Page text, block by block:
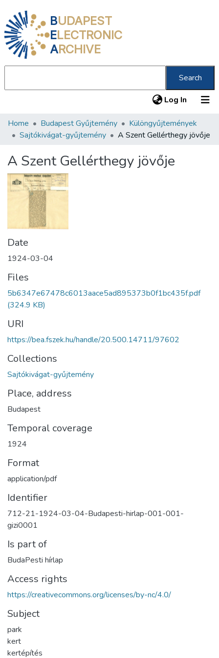
BUDAPEST
ELECTRONIC
ARCHIVE
Search
Log In (current)
Communities & Collections
Statistics
About us
Home Budapest Gyűjtemény
Különgyűjtemények
Sajtókivágat-gyűjtemény
A Szent Gellérthegy jövője
A Szent Gellérthegy jövője
Date
1924-03-04
Files
5b6347e67478c6013aace5ad895373b0f1bc435f.pdf
(324.9 KB)
URI
https://bea.fszek.hu/handle/20.500.14711/97602
Collections
Sajtókivágat-gyűjtemény
Place, address
Budapest
Temporal coverage
1924
Format
application/pdf
Identifier
712-21-1924-03-04-Budapesti-hirlap-001-001-
gizi0001
Is part of
BudaPesti hírlap
Access rights
https://creativecommons.org/licenses/by-nc/4.0/
Subject
park
kert
kertépítés